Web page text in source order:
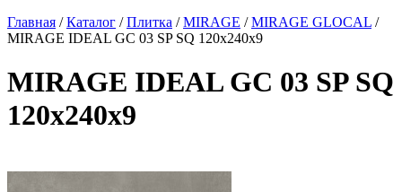
Главная /Каталог /Плитка /MIRAGE /MIRAGE GLOCAL /
MIRAGE IDEAL GC 03 SP SQ 120х240х9
MIRAGE IDEAL GC 03 SP SQ
120х240х9